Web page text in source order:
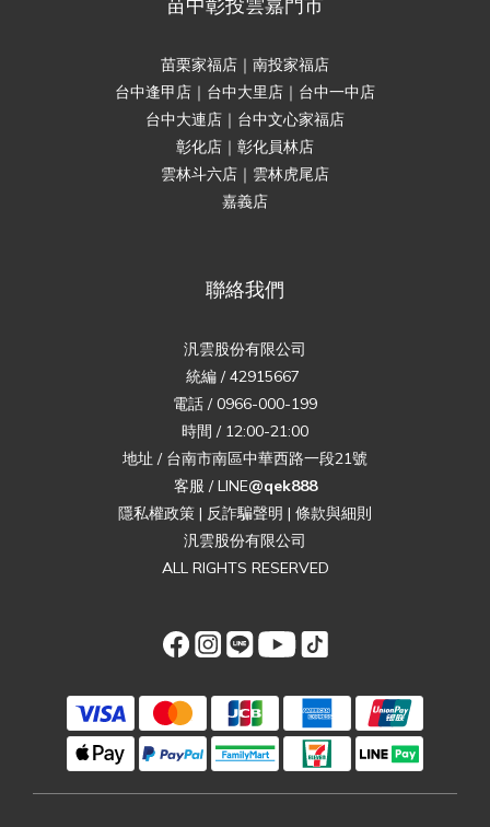
苗中彰投雲嘉門市
苗栗家福店｜南投家福店
台中逢甲店｜台中大里店｜台中一中店
台中大連店｜台中文心家福店
彰化店｜彰化員林店
雲林斗六店｜雲林虎尾店
嘉義店
聯絡我們
汎雲股份有限公司
統編 / 42915667
電話 / 0966-000-199
時間 / 12:00-21:00
地址 / 台南市南區中華西路一段21號
客服 / LINE@qek888
隱私權政策 | 反詐騙聲明 | 條款與細則
汎雲股份有限公司
ALL RIGHTS RESERVED